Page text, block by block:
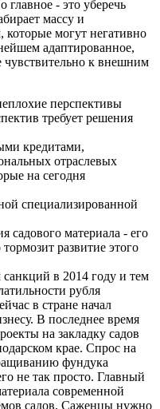
главное - это уберечь
массу и
могут негативно
адаптированное,
чувствительно к внешним
перспективы
требует решения
кредитами,
отраслевых
на сегодня
специализированной
садового материала - его
развитие этого
в 2014 году и тем
рубля
в стране начал
В последнее время
на закладку садов
крае. Спрос на
фундука
не так просто. Главный
современной
садов. Саженцы нужно